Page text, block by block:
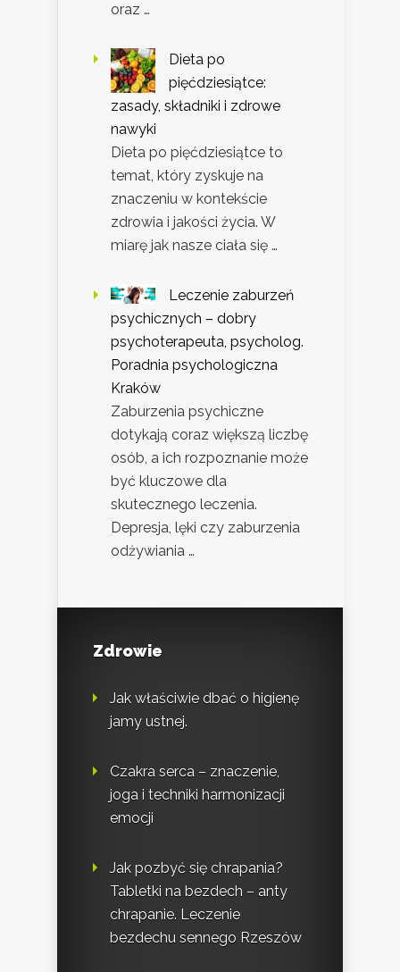
oraz …
Dieta po
pięćdziesiątce:
zasady, składniki i zdrowe
nawyki
Dieta po pięćdziesiątce to
temat, który zyskuje na
znaczeniu w kontekście
zdrowia i jakości życia. W
miarę jak nasze ciała się …
Leczenie zaburzeń
psychicznych – dobry
psychoterapeuta, psycholog.
Poradnia psychologiczna
Kraków
Zaburzenia psychiczne
dotykają coraz większą liczbę
osób, a ich rozpoznanie może
być kluczowe dla
skutecznego leczenia.
Depresja, lęki czy zaburzenia
odżywiania …
Zdrowie
Jak właściwie dbać o higienę
jamy ustnej.
Czakra serca – znaczenie,
joga i techniki harmonizacji
emocji
Jak pozbyć się chrapania?
Tabletki na bezdech – anty
chrapanie. Leczenie
bezdechu sennego Rzeszów